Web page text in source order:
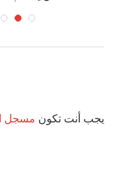
يجب أنت تكون مسجل